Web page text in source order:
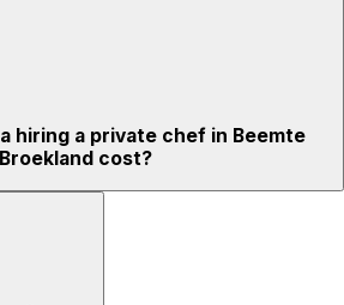
hiring a private chef in Beemte
Broekland cost?